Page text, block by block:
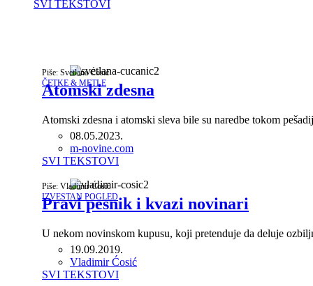
SVI TEKSTOVI
Piše: Svetlana Ćosić
ČETKE & METLE
Atomski zdesna
Atomski zdesna i atomski sleva bile su naredbe tokom
08.05.2023.
Author
m-novine.com
SVI TEKSTOVI
Piše: Vladimir Ćosić
IZVESTAN POGLED
Pravi pesnik i kvazi novinari
U nekom novinskom kupusu, koji pretenduje da deluje
19.09.2019.
Author
Vladimir Ćosić
SVI TEKSTOVI